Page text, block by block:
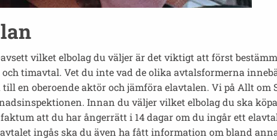
vilket elbolag du väljer är det viktigt att först
timavtal. Vet du inte vad de olika avtalsformerna
en oberoende aktör och jämföra elavtalen. Vi på Allt om
Innan du väljer vilket elbolag du ska
att du har ångerrätt i 14 dagar om du ingår ett
ingås ska du även ha fått information om bland